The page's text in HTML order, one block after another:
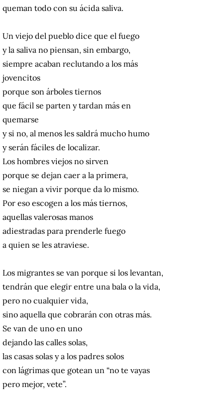
queman todo con su ácida saliva.
Un viejo del pueblo dice que el fuego
y la saliva no piensan, sin embargo,
siempre acaban reclutando a los más
jovencitos
porque son árboles tiernos
que fácil se parten y tardan más en
quemarse
y si no, al menos les saldrá mucho humo
y serán fáciles de localizar.
Los hombres viejos no sirven
porque se dejan caer a la primera,
se niegan a vivir porque da lo mismo.
Por eso escogen a los más tiernos,
aquellas valerosas manos
adiestradas para prenderle fuego
a quien se les atraviese.
Los migrantes se van porque si los levantan,
tendrán que elegir entre una bala o la vida,
pero no cualquier vida,
sino aquella que cobrarán con otras más.
Se van de uno en uno
dejando las calles solas,
las casas solas y a los padres solos
con lágrimas que gotean un “no te vayas
pero mejor, vete”.